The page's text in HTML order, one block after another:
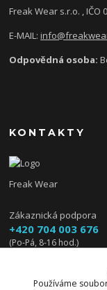
Freak Wear s.r.o. , IČO
E-MAIL:
Odpovědná osoba:
KONTAKTY
Freak Wear
Zákaznická podpora
+420 704 003 676
(Po-Pá, 8-16 hod.)
Používáme